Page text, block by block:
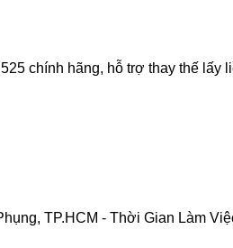
chính hãng, hỗ trợ thay thế
TP.HCM - Thời Gian Làm